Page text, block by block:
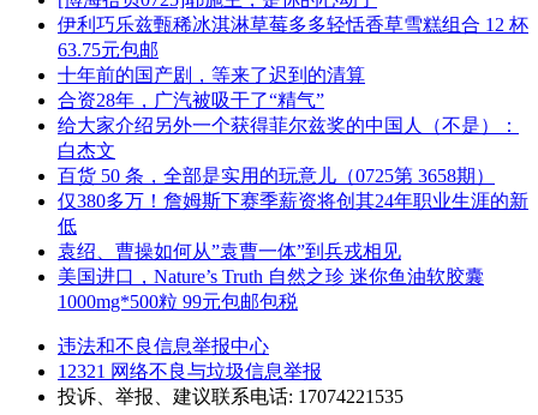
伊利巧乐兹甄稀冰淇淋草莓多多轻恬香草雪糕组合 12 杯
63.75元包邮
十年前的国产剧，等来了迟到的清算
合资28年，广汽被吸干了“精气”
给大家介绍另外一个获得菲尔兹奖的中国人（不是）：
白杰文
百货 50 条，全部是实用的玩意儿（0725第 3658期）
仅380多万！詹姆斯下赛季薪资将创其24年职业生涯的新
低
袁绍、曹操如何从”袁曹一体”到兵戎相见
美国进口，Nature’s Truth 自然之珍 迷你鱼油软胶囊
1000mg*500粒 99元包邮包税
违法和不良信息举报中心
12321 网络不良与垃圾信息举报
投诉、举报、建议联系电话: 17074221535